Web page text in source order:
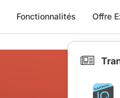
Fonctionnalités Offre